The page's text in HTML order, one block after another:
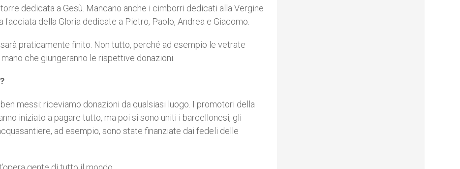
dedicata a Gesù. Mancano anche i cimborri dedicati alla Vergine
della Gloria dedicate a Pietro, Paolo, Andrea e Giacomo.
praticamente finito. Non tutto, perché ad esempio le vetrate
che giungeranno le rispettive donazioni.
messi: riceviamo donazioni da qualsiasi luogo. I promotori della
iniziato a pagare tutto, ma poi si sono uniti i barcellonesi, gli
ad esempio, sono state finanziate dai fedeli delle